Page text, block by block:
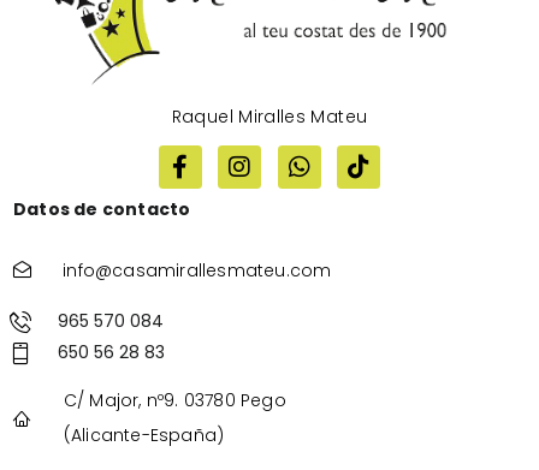
Raquel Miralles Mateu
Datos de contacto
info@casamirallesmateu.com
965 570 084
650 56 28 83
C/ Major, nº9. 03780 Pego
(Alicante-España)